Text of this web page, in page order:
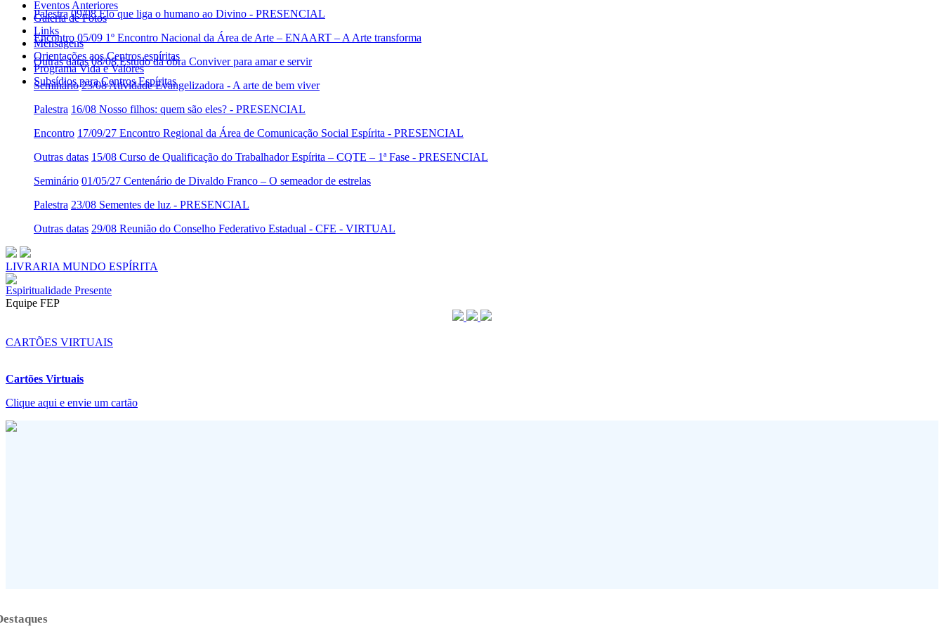
Eventos Anteriores
Galeria de Fotos
Links
Mensagens
Orientações aos Centros espíritas
Programa Vida e Valores
Subsídios para Centros Espíritas
Palestra 09/08 Elo que liga o humano ao Divino - PRESENCIAL
Encontro 05/09 1º Encontro Nacional da Área de Arte – ENAART – A Arte transforma
Outras datas 08/08 Estudo da obra Conviver para amar e servir
Seminário 23/08 Atividade Evangelizadora - A arte de bem viver
Palestra 16/08 Nosso filhos: quem são eles? - PRESENCIAL
Encontro 17/09/27 Encontro Regional da Área de Comunicação Social Espírita - PRESENCIAL
Outras datas 15/08 Curso de Qualificação do Trabalhador Espírita – CQTE – 1ª Fase - PRESENCIAL
Seminário 01/05/27 Centenário de Divaldo Franco – O semeador de estrelas
Palestra 23/08 Sementes de luz - PRESENCIAL
Outras datas 29/08 Reunião do Conselho Federativo Estadual - CFE - VIRTUAL
LIVRARIA MUNDO ESPÍRITA
Espiritualidade Presente
Equipe FEP
CARTÕES VIRTUAIS
Cartões Virtuais
Clique aqui e envie um cartão